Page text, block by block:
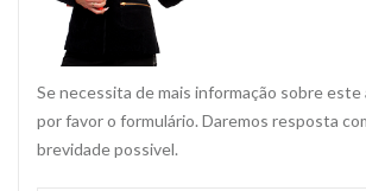
Se necessita de mais informação sobre
por favor o formulário. Daremos resposta
brevidade possivel.